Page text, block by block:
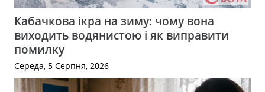
Кабачкова ікра на зиму: чому вона
виходить водянистою і як виправити
помилку
Середа, 5 Серпня, 2026